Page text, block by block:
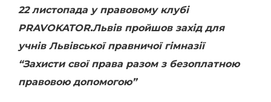
22 листопада у правовому клубі
PRAVOKATOR.Львів пройшов захід для
учнів Львівської правничої гімназії
“Захисти свої права разом з безоплатною
правовою допомогою”